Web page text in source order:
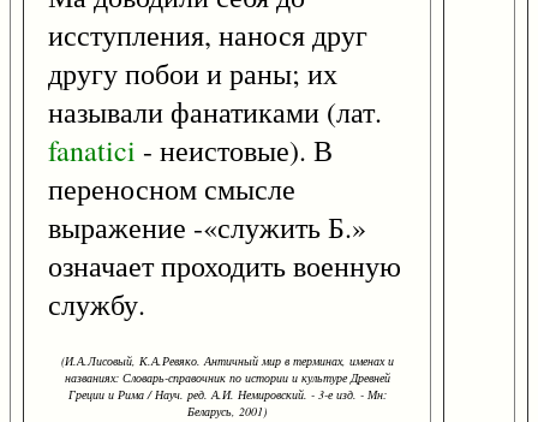
исступления, нанося друг
другу побои и раны; их
называли фанатиками (лат.
fanatici - неистовые). В
переносном смысле
выражение -«служить Б.»
означает проходить военную
службу.
(И.А.Лисовый, К.А.Ревяко. Античный мир в терминах, именах и
названиях: Словарь-справочник по истории и культуре Древней
Греции и Рима / Науч. ред. А.И. Немировский. - 3-е изд. - Мн:
Беларусь, 2001)